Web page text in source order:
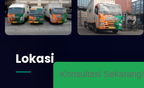
Lokasi
Konsultasi Sekarang!